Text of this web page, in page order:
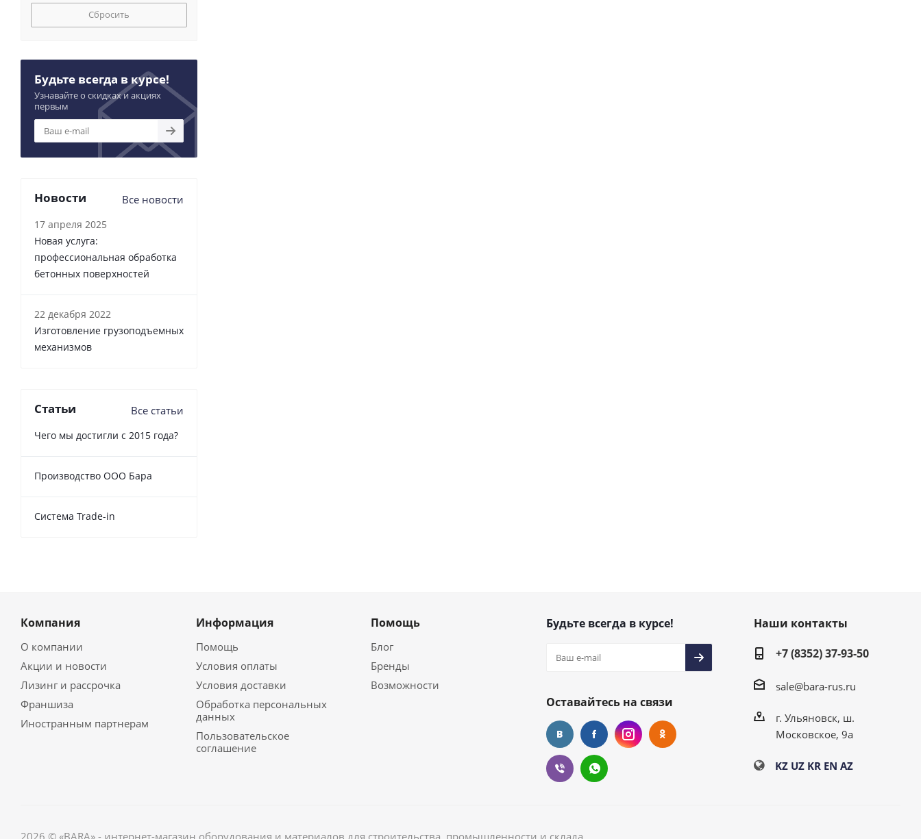
Сбросить
Будьте всегда в курсе!
Узнавайте о скидках и акциях
первым
Новости Все новости
17 апреля 2025
Новая услуга:
профессиональная обработка
бетонных поверхностей
22 декабря 2022
Изготовление грузоподъемных
механизмов
Статьи Все статьи
Чего мы достигли с 2015 года?
Производство ООО Бара
Cистема Trade-in
Компания
О компании
Акции и новости
Лизинг и рассрочка
Франшиза
Иностранным партнерам
Информация
Помощь
Условия оплаты
Условия доставки
Обработка персональных
данных
Пользовательское
соглашение
Помощь
Блог
Бренды
Возможности
Будьте всегда в курсе!
Оставайтесь на связи
Наши контакты
+7 (8352) 37-93-50
sale@bara-rus.ru
г. Ульяновск, ш.
Московское, 9а
KZ UZ KR EN AZ
2026 © «BARA» - интернет-магазин оборудования и материалов для строительства, промышленности и склада